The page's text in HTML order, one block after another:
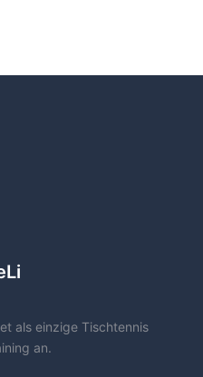
als einzige Tischtennis
an.